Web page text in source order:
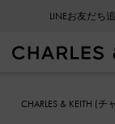
LINEお友だち
CHARLES & KEITH (